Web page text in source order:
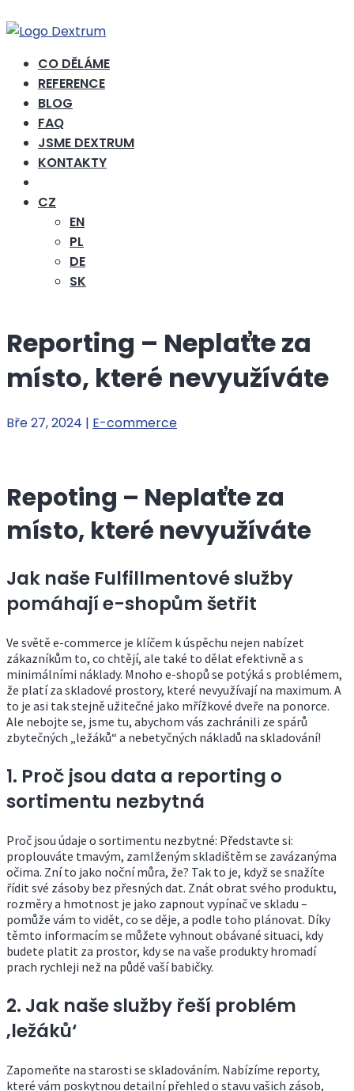
CO DĚLÁME
REFERENCE
BLOG
FAQ
JSME DEXTRUM
KONTAKTY
CZ
EN
PL
DE
SK
Reporting – Neplaťte za
místo, které nevyužíváte
Bře 27, 2024 | E-commerce
Repoting – Neplaťte za
místo, které nevyužíváte
Jak naše Fulfillmentové služby
pomáhají e-shopům šetřit
Ve světě e-commerce je klíčem k úspěchu nejen nabízet
zákazníkům to, co chtějí, ale také to dělat efektivně a s
minimálními náklady. Mnoho e-shopů se potýká s problémem,
že platí za skladové prostory, které nevyužívají na maximum. A
to je asi tak stejně užitečné jako mřížkové dveře na ponorce.
Ale nebojte se, jsme tu, abychom vás zachránili ze spárů
zbytečných „ležáků“ a nebetyčných nákladů na skladování!
1. Proč jsou data a reporting o
sortimentu nezbytná
Proč jsou údaje o sortimentu nezbytné: Představte si:
proplouváte tmavým, zamlženým skladištěm se zavázanýma
očima. Zní to jako noční můra, že? Tak to je, když se snažíte
řídit své zásoby bez přesných dat. Znát obrat svého produktu,
rozměry a hmotnost je jako zapnout vypínač ve skladu –
pomůže vám to vidět, co se děje, a podle toho plánovat. Díky
těmto informacím se můžete vyhnout obávané situaci, kdy
budete platit za prostor, kdy se na vaše produkty hromadí
prach rychleji než na půdě vaší babičky.
2. Jak naše služby řeší problém
‚ležáků‘
Zapomeňte na starosti se skladováním. Nabízíme reporty,
které vám poskytnou detailní přehled o stavu vašich zásob,